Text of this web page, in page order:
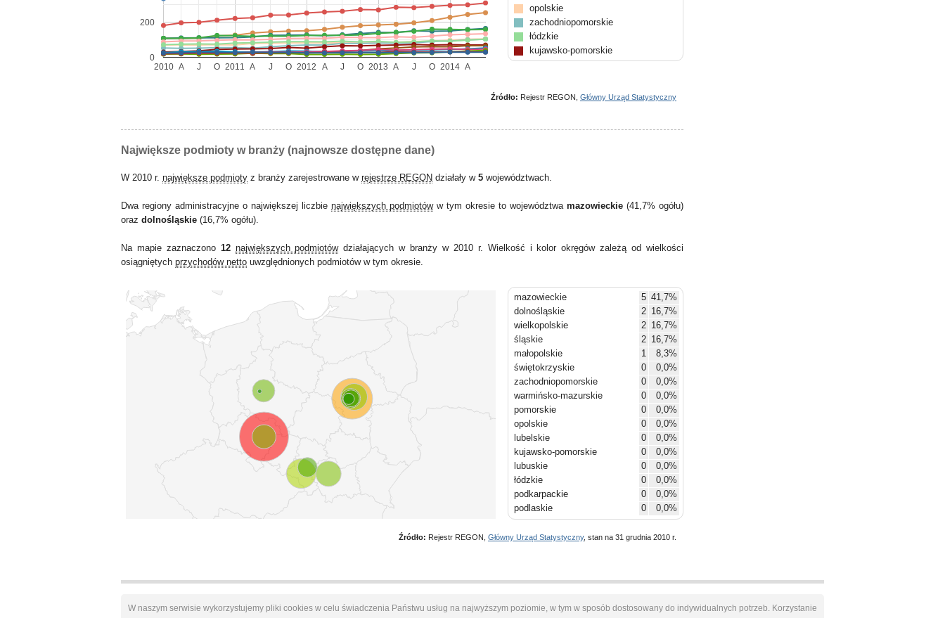
2010 2011 2012 2013 2014
A J O A J O A J O A J O A
0
200
opolskie
zachodniopomorskie
łódzkie
kujawsko-pomorskie
podkarpackie
podlaskie
Źródło: Rejestr REGON, Główny Urząd Statystyczny
Największe podmioty w branży (najnowsze dostępne dane)
W 2010 r. największe podmioty z branży zarejestrowane w rejestrze REGON działały w 5 województwach.
Dwa regiony administracyjne o największej liczbie największych podmiotóww tym okresie to województwa mazowieckie (41,7% ogółu)
oraz dolnośląskie (16,7% ogółu).
Na mapie zaznaczono 12 największych podmiotówdziałających w branży w 2010 r. Wielkość i kolor okręgów zależą od wielkości
osiągniętych przychodów netto uwzględnionych podmiotów w tym okresie.
mazowieckie 5 41,7%
dolnośląskie
2 16,7%
wielkopolskie
2 16,7%
śląskie
2 16,7%
małopolskie
1
8,3%
świętokrzyskie
0
0,0%
zachodniopomorskie
0
0,0%
warmińsko-mazurskie
0
0,0%
pomorskie
0
0,0%
opolskie
0
0,0%
lubelskie
0
0,0%
kujawsko-pomorskie
0
0,0%
lubuskie
0
0,0%
łódzkie
0
0,0%
podkarpackie
0
0,0%
podlaskie
0 0,0%
Źródło: Rejestr REGON, Główny Urząd Statystyczny, stan na 31 grudnia 2010 r.
W naszym serwisie wykorzystujemy pliki cookies w celu świadczenia Państwu usług na najwyższym poziomie, w tym w sposób dostosowany do indywidualnych potrzeb. Korzystanie